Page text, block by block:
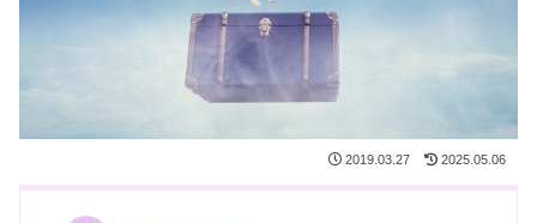
2019.03.27 2025.05.06